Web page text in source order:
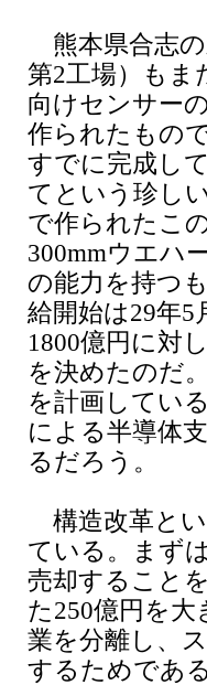
熊本県合志
第2工場）もま
向けセンサー
作られたもの
すでに完成し
てという珍し
で作られたこ
300mmウエハ
の能力を持つ
給開始は29年5
1800億円に対
を決めたのだ
を計画してい
による半導体
るだろう。
構造改革と
ている。まず
売却すること
た250億円を
業を分離し、
するためである